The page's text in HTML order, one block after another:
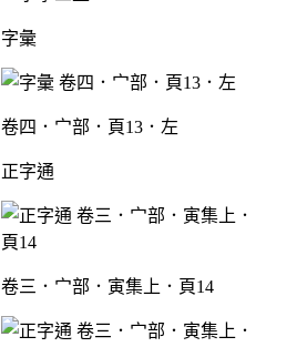
字彙
卷四．宀部．頁13．左
正字通
卷三．宀部．寅集上．頁14